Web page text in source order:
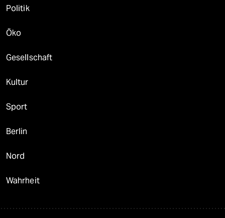
Politik
Öko
Gesellschaft
Kultur
Sport
Berlin
Nord
Wahrheit